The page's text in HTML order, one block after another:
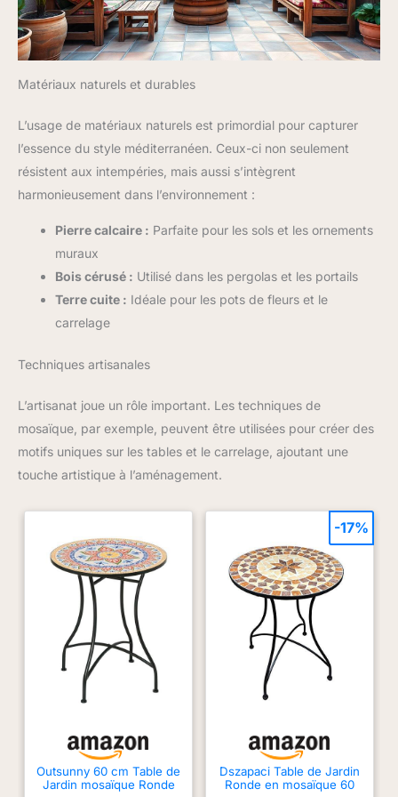
ne l'utilisez pas, vous pouvez
utiliser un couvercle pour
prolonger sa durée de vie. Tous
les produits achetés chez PHI
VILLA sont livrés avec des
pour les pièces endommagées
Matériaux naturels et durables
L’usage de matériaux naturels est primordial pour capturer
l’essence du style méditerranéen. Ceux-ci non seulement
résistent aux intempéries, mais aussi s’intègrent
harmonieusement dans l’environnement :
Pierre calcaire : Parfaite pour les sols et les ornements
muraux
Bois cérusé : Utilisé dans les pergolas et les portails
Terre cuite : Idéale pour les pots de fleurs et le
carrelage
Techniques artisanales
L’artisanat joue un rôle important. Les techniques de
mosaïque, par exemple, peuvent être utilisées pour créer des
motifs uniques sur les tables et le carrelage, ajoutant une
touche artistique à l’aménagement.
Outsunny 60 cm Table de
Jardin mosaïque Ronde
Dszapaci Table de Jardin
Ronde en mosaïque 60
-17%